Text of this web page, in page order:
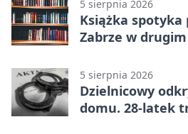
5 sierpnia 2026
Książka spotyka
Zabrze w
5 sierpnia 2026
Dzielnicowy
domu. 28-latek